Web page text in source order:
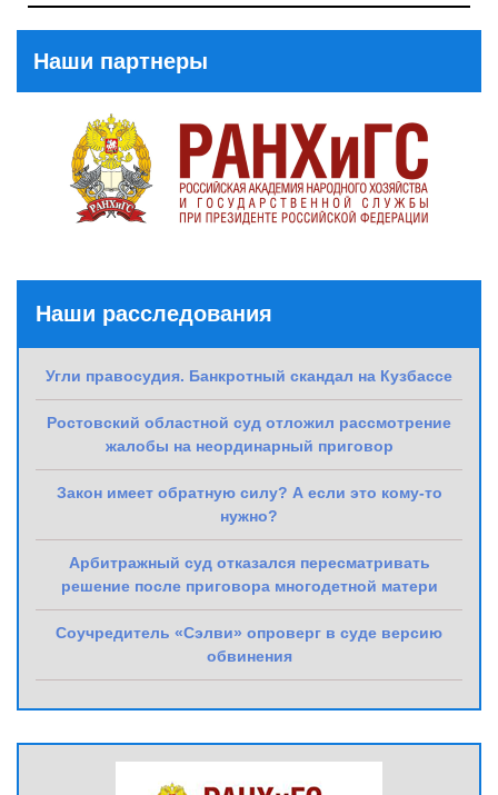
Наши партнеры
Наши расследования
Угли правосудия. Банкротный скандал на Кузбассе
Ростовский областной суд отложил рассмотрение
жалобы на неординарный приговор
Закон имеет обратную силу? А если это кому-то
нужно?
Арбитражный суд отказался пересматривать
решение после приговора многодетной матери
Соучредитель «Сэлви» опроверг в суде версию
обвинения